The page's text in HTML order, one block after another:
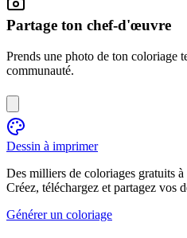
Partage ton chef-d'œuvre
Prends une photo de ton coloriage
communauté.
Dessin à imprimer
Des milliers de coloriages gratuits
Créez, téléchargez et partagez vos
Générer un coloriage